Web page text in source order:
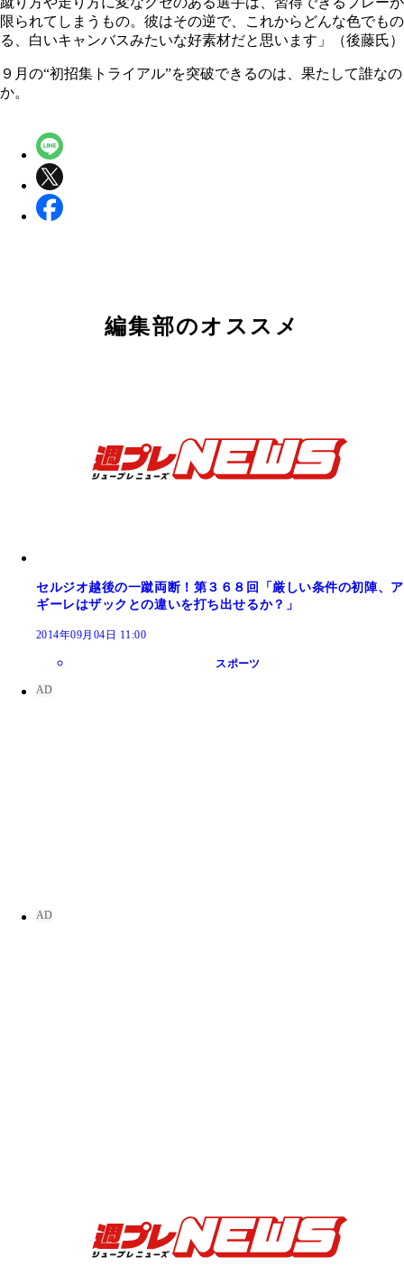
限られてしまうもの。彼はその逆で、これからどんな色でもの
る、白いキャンバスみたいな好素材だと思います」（後藤氏）
９月の“初招集トライアル”を突破できるのは、果たして誰なの
か。
編集部のオススメ
セルジオ越後の一蹴両断！第３６８回「厳しい条件の初陣、ア
ギーレはザックとの違いを打ち出せるか？」
2014年09月04日 11:00
スポーツ